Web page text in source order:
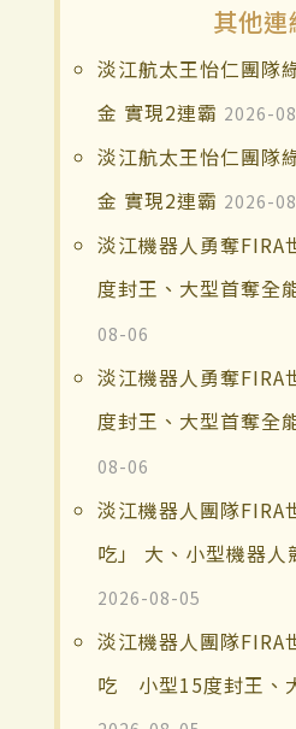
其他連
淡江航太王怡仁團隊
金 實現2連霸 2026-
淡江航太王怡仁團隊
金 實現2連霸 2026-
淡江機器人勇奪FIRA
度封王、大型首奪全
08-06
淡江機器人勇奪FIRA
度封王、大型首奪全
08-06
淡江機器人團隊FIRA
吃」 大、小型機器人
2026-08-05
淡江機器人團隊FIRA
吃 小型15度封王、